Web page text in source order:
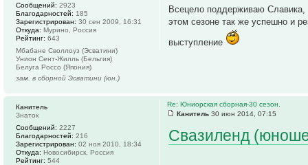
Всецело поддерживаю
этом сезоне так же успешно и
выступление
Сообщений: 2923
Благодарностей: 185
Зарегистрирован: 30 сен 2009, 16:31
Откуда: Мурино, Россия
Рейтинг: 643
Мбабане Своллоуз (Эсватини)
Унион Сент-Жилль (Бельгия)
Белуга Россо (Япония)
зам. в сборной Эсватини (юн.)
Re: Юниорская сборная-30 сезон.
Канитель 30 июн 2014, 07:15
Свазиленд
Канитель
Знаток
Сообщений: 2227
Благодарностей: 216
Зарегистрирован: 02 ноя 2010, 18:34
Откуда: Новосибирск, Россия
Рейтинг: 544